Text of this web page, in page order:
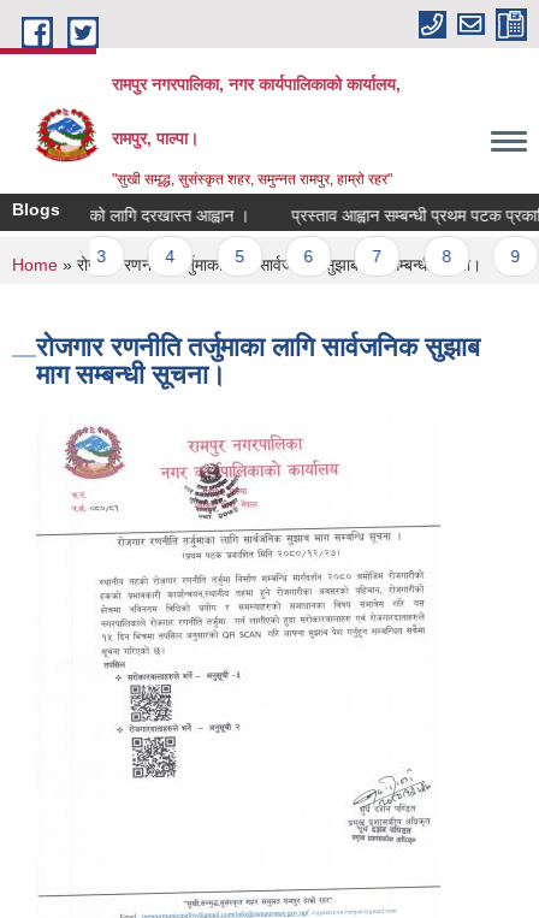
Skip to main content
रामपुर नगरपालिका, नगर कार्यपालिकाको कार्यालय,
रामपुर, पाल्पा।
"सुखी समृद्ध, सुसंस्कृत शहर, समुन्नत रामपुर, हाम्रो रहर"
Blogsसरुवाको लागि दरखास्त आह्वान । प्रस्ताव आह्वान सम्बन्धी प्रथम पटक
3 4 5 6 7 8
You are here
Home » रोजगार रणनीति तर्जुमाका लागि सार्वजनिक सुझाब माग सम्बन्धी सूचना।
रोजगार रणनीति तर्जुमाका लागि सार्वजनिक सुझाब
माग सम्बन्धी सूचना।